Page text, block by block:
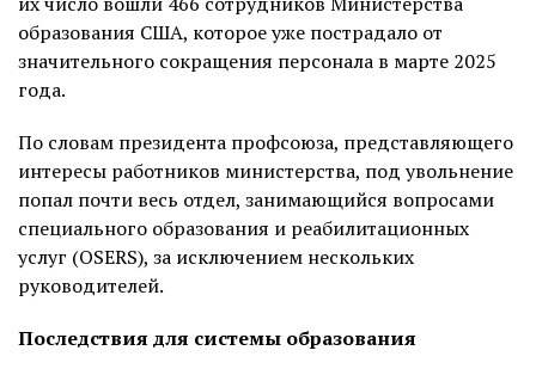
образования США, которое уже пострадало от
значительного сокращения персонала в марте 2025
года.
По словам президента профсоюза, представляющего
интересы работников министерства, под увольнение
попал почти весь отдел, занимающийся вопросами
специального образования и реабилитационных
услуг (OSERS), за исключением нескольких
руководителей.
Последствия для системы образования